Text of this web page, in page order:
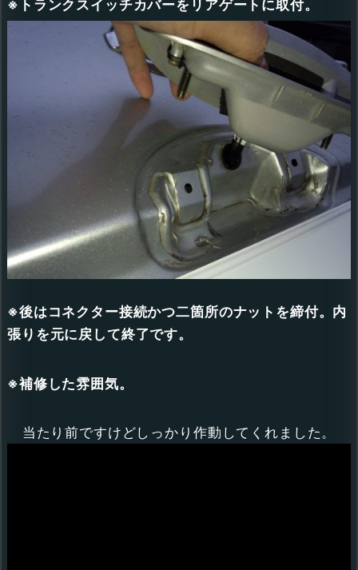
※トランクスイッチカバーをリアゲートに取付。
※後はコネクター接続かつ二箇所のナットを締付。内
張りを元に戻して終了です。
※補修した雰囲気。
当たり前ですけどしっかり作動してくれました。